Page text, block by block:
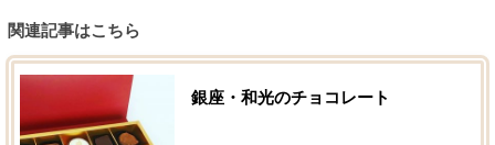
関連記事はこちら
銀座・和光のチョコレート